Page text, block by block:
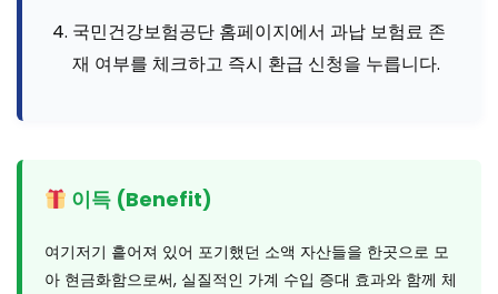
국민건강보험공단 홈페이지에서 과납 보험료 존
재 여부를 체크하고 즉시 환급 신청을 누릅니다.
이득 (Benefit)
여기저기 흩어져 있어 포기했던 소액 자산들을 한곳으로 모
아 현금화함으로써, 실질적인 가계 수입 증대 효과와 함께 체